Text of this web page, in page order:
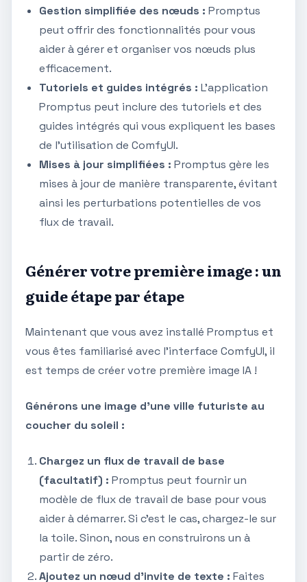
Gestion simplifiée des nœuds : Promptus
peut offrir des fonctionnalités pour vous
aider à gérer et organiser vos nœuds plus
efficacement.
Tutoriels et guides intégrés : L'application
Promptus peut inclure des tutoriels et des
guides intégrés qui vous expliquent les bases
de l'utilisation de ComfyUI.
Mises à jour simplifiées : Promptus gère les
mises à jour de manière transparente, évitant
ainsi les perturbations potentielles de vos
flux de travail.
Générer votre première image : un
guide étape par étape
Maintenant que vous avez installé Promptus et
vous êtes familiarisé avec l'interface ComfyUI, il
est temps de créer votre première image IA !
Générons une image d'une ville futuriste au
coucher du soleil :
Chargez un flux de travail de base
(facultatif) : Promptus peut fournir un
modèle de flux de travail de base pour vous
aider à démarrer. Si c'est le cas, chargez-le sur
la toile. Sinon, nous en construirons un à
partir de zéro.
Ajoutez un nœud d'invite de texte : Faites